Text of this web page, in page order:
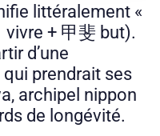
littéralement «
+ 甲斐 but).
d’une
prendrait ses
archipel nippon
de longévité.